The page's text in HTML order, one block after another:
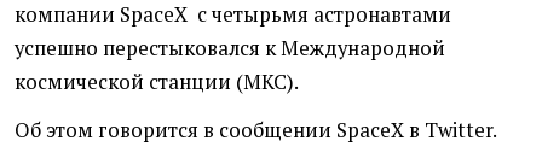
компании SpaceX с четырьмя астронавтами
успешно перестыковался к Международной
космической станции (МКС).
Об этом говорится в сообщении SpaceX в Twitter.